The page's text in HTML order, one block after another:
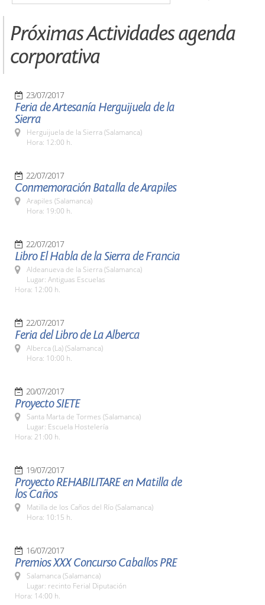
Próximas Actividades agenda
corporativa
23/07/2017
Feria de Artesanía Herguijuela de la
Sierra
Herguijuela de la Sierra (Salamanca)
Hora: 12:00 h.
22/07/2017
Conmemoración Batalla de Arapiles
Arapiles (Salamanca)
Hora: 19:00 h.
22/07/2017
Libro El Habla de la Sierra de Francia
Aldeanueva de la Sierra (Salamanca)
Lugar: Antiguas Escuelas
Hora: 12:00 h.
22/07/2017
Feria del Libro de La Alberca
Alberca (La) (Salamanca)
Hora: 10:00 h.
20/07/2017
Proyecto SIETE
Santa Marta de Tormes (Salamanca)
Lugar: Escuela Hostelería
Hora: 21:00 h.
19/07/2017
Proyecto REHABILITARE en Matilla de
los Caños
Matilla de los Caños del Río (Salamanca)
Hora: 10:15 h.
16/07/2017
Premios XXX Concurso Caballos PRE
Salamanca (Salamanca)
Lugar: recinto Ferial Diputación
Hora: 14:00 h.